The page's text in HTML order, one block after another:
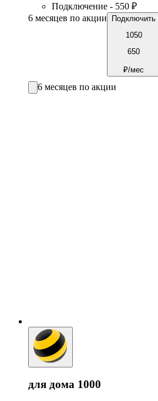
Подключение - 550 ₽
6 месяцев по акции
Подключить
1050
650
₽/мес
6 месяцев по акции
для дома 1000